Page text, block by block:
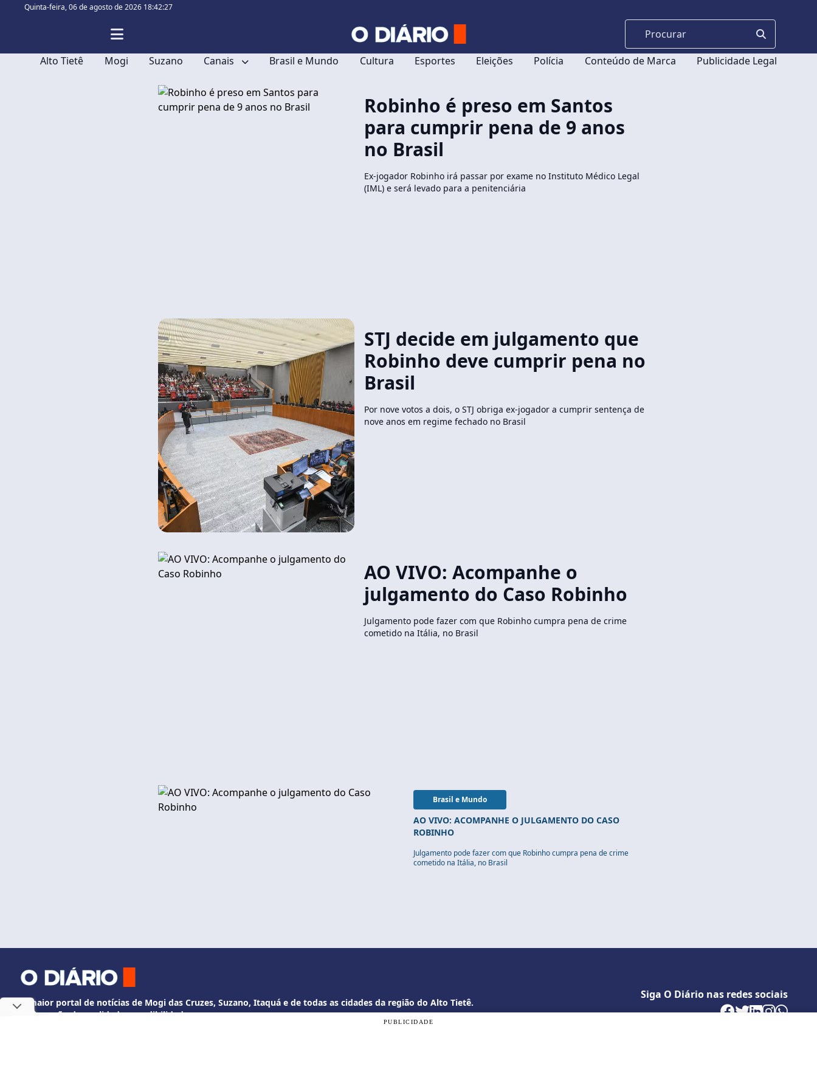
Quinta-feira,06 de agosto de 2026 18:42:28
Alto Tietê Mogi Suzano Canais Brasil e Mundo Cultura Esportes Eleições Polícia Conteúdo de Marca Publicidade Legal
Robinho é preso em Santos
para cumprir pena de 9 anos
no Brasil
Ex-jogador Robinho irá passar por exame no Instituto Médico Legal
(IML) e será levado para a penitenciária
STJ decide em julgamento que
Robinho deve cumprir pena no
Brasil
Por nove votos a dois, o STJ obriga ex-jogador a cumprir sentença de
nove anos em regime fechado no Brasil
AO VIVO: Acompanhe o
julgamento do Caso Robinho
Julgamento pode fazer com que Robinho cumpra pena de crime
cometido na Itália, no Brasil
Brasil e Mundo
AO VIVO: ACOMPANHE O JULGAMENTO DO CASO
ROBINHO
Julgamento pode fazer com que Robinho cumpra pena de crime
cometido na Itália, no Brasil
O maior portal de notícias de Mogi das Cruzes, Suzano, Itaquá e de todas as cidades da região do Alto Tietê.
Informação de qualidade e credibilidade.
Siga O Diário nas redes sociais
PUBLICIDADE